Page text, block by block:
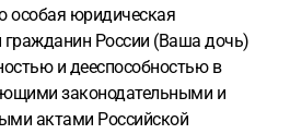
особая юридическая
гражданин России (Ваша дочь)
и дееспособностью в
законодательными и
актами Российской